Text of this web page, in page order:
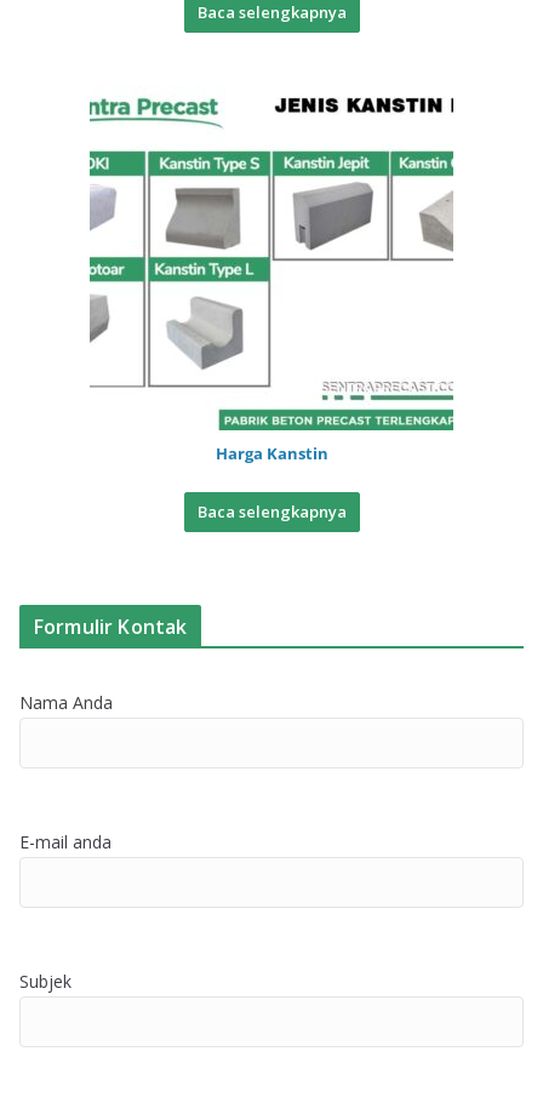
Baca selengkapnya
Harga Kanstin
Baca selengkapnya
Formulir Kontak
Nama Anda
E-mail anda
Subjek